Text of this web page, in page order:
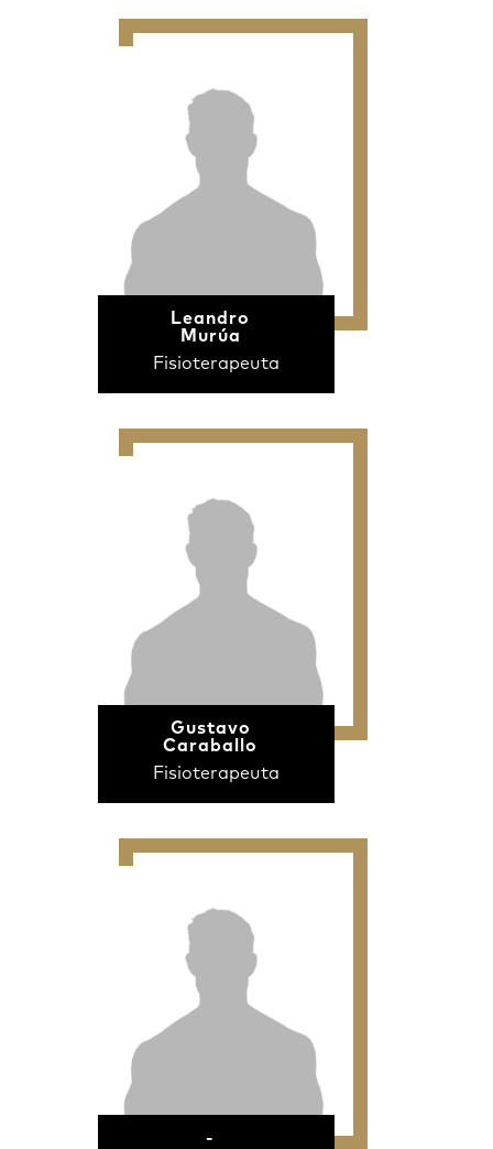
Leandro
Murúa
Fisioterapeuta
Gustavo
Caraballo
Fisioterapeuta
-